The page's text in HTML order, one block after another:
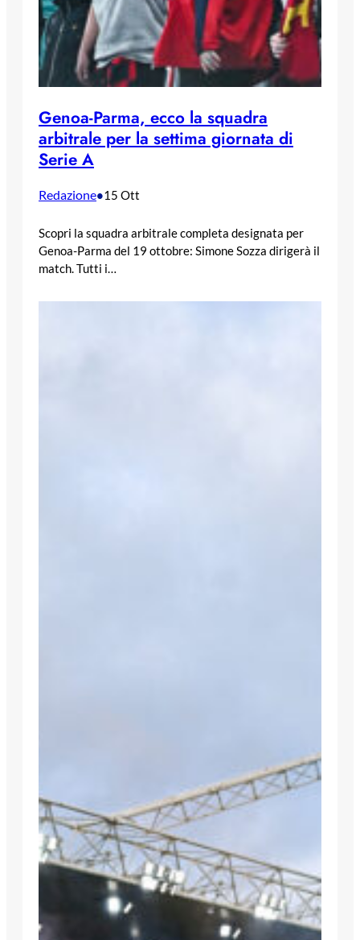
Genoa-Parma, ecco la squadra
arbitrale per la settima giornata di
Serie A
Redazione•15 Ott
Scopri la squadra arbitrale completa designata per
Genoa-Parma del 19 ottobre: Simone Sozza dirigerà il
match. Tutti i…